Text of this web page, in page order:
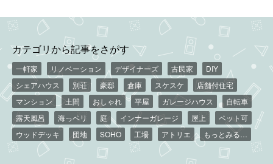
カテゴリから記事をさがす
一軒家 リノベーション デザイナーズ 古民家
DIY
シェアハウス
別荘 豪邸 倉庫 スケスケ
店舗付住宅
マンション
土間 おしゃれ 平屋 ガレージハウス
自転車
露天風呂
海っペリ 庭 インナーガレージ 屋上
ペット可
ウッドデッキ
団地 SOHO 工場 アトリエ もっとみる…